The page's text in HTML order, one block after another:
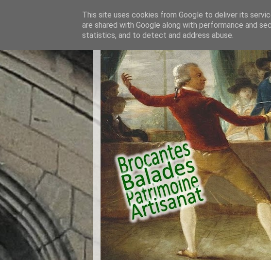
This site uses cookies from Google to deliver its
are shared with Google along with performance and
statistics, and to detect and address abuse.